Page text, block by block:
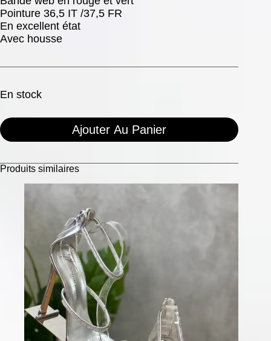
Pointure 36,5 IT /37,5 FR
En excellent état
Avec housse
En stock
Ajouter Au Panier
Produits similaires